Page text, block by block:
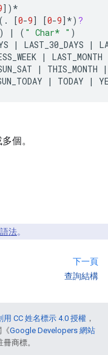
] ) *
(. [0-9] [0-9]*) ?
) | ( " Char* " )
| LAST_30_DAYS |
| LAST_MONTH
| THIS_MONTH
|
| TODAY |
個。
法。
下一頁
查詢結構
用 CC 姓名標示 4.0 授權 ，
Google Developers 網站
商標。